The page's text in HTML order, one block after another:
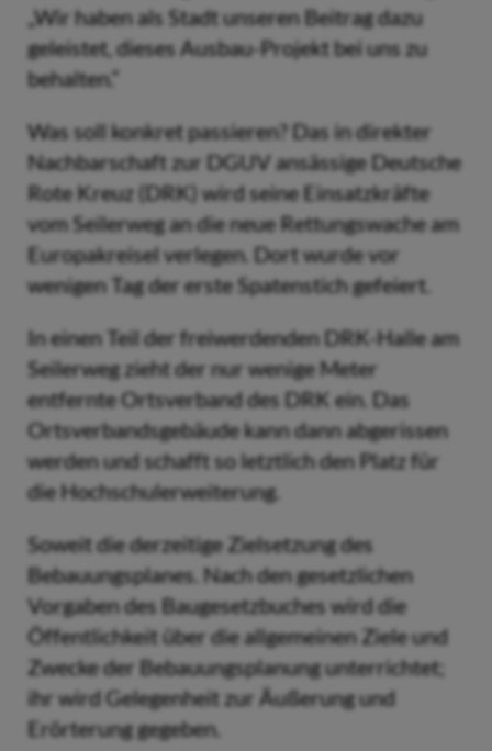
„Wir haben als Stadt unseren Beitrag dazu
geleistet, dieses Ausbau-Projekt bei uns zu
behalten.“
Was soll konkret passieren? Das in direkter
Nachbarschaft zur DGUV ansässige Deutsche
Rote Kreuz (DRK) wird seine Einsatzkräfte
vom Seilerweg an die neue Rettungswache am
Europakreisel verlegen. Dort wurde vor
wenigen Tag der erste Spatenstich gefeiert.
In einen Teil der freiwerdenden DRK-Halle am
Seilerweg zieht der nur wenige Meter
entfernte Ortsverband des DRK ein. Das
Ortsverbandsgebäude kann dann abgerissen
werden und schafft so letztlich den Platz für
die Hochschulerweiterung.
Soweit die derzeitige Zielsetzung des
Bebauungsplanes. Nach den gesetzlichen
Vorgaben des Baugesetzbuches wird die
Öffentlichkeit über die allgemeinen Ziele und
Zwecke der Bebauungsplanung unterrichtet;
ihr wird Gelegenheit zur Äußerung und
Erörterung gegeben.